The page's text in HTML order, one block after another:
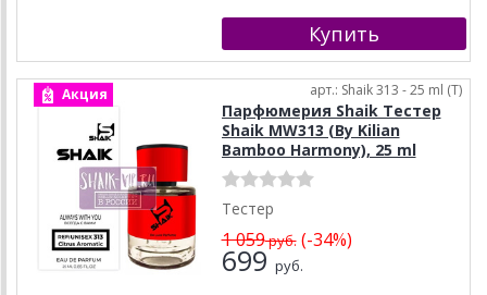
Акция арт.: Shaik 313 - 25 ml (T)
Парфюмерия Shaik Тестер
Shaik MW313 (By Kilian
Bamboo Harmony), 25 ml
Тестер
1 059руб.(-34%)
699 руб.